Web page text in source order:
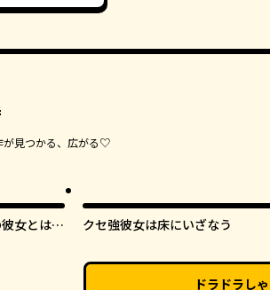
が見つかる、広がる♡
女とはま
クセ強彼女は床にいざなう
ドラドラし